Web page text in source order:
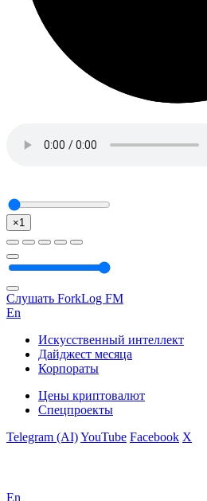
×1
Слушать ForkLog FM
En
Искусственный интеллект
Дайджест месяца
Корпораты
Цены криптовалют
Спецпроекты
Telegram (AI)YouTube Facebook X
En